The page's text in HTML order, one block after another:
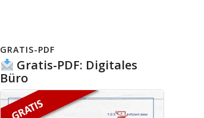
GRATIS-PDF
Gratis-PDF: Digitales
Büro